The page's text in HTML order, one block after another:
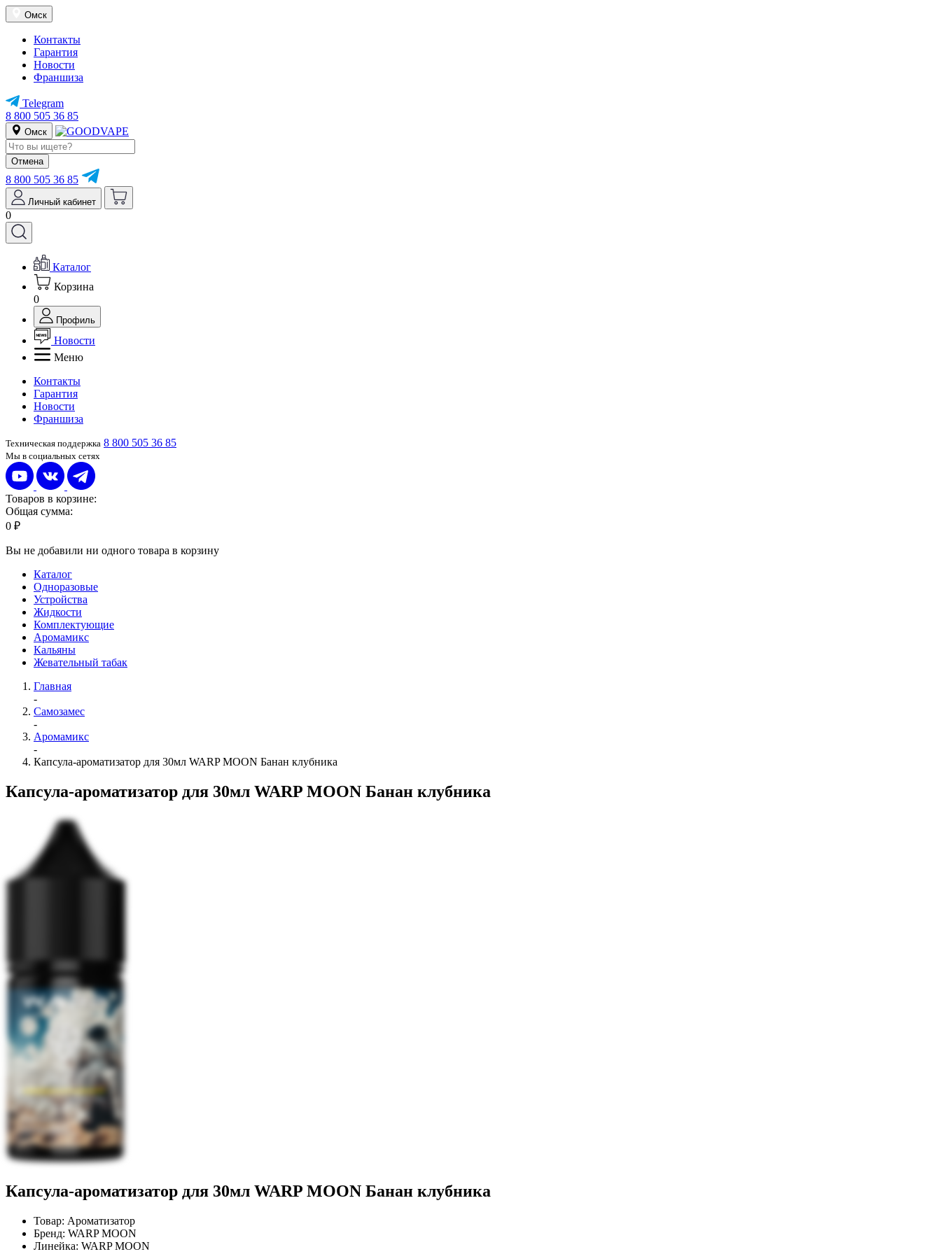
Омск
Контакты
Гарантия
Новости
Франшиза
Telegram
8 800 505 36 85
Омск
Отмена
8 800 505 36 85
Личный кабинет
0
Каталог
Корзина
0
Профиль
Новости
Меню
Контакты
Гарантия
Новости
Франшиза
Техническая поддержка 8 800 505 36 85
Мы в социальных сетях
Товаров в корзине:
Общая сумма:
0 ₽
Вы не добавили ни одного товара в корзину
Каталог
Одноразовые
Устройства
Жидкости
Комплектующие
Аромамикс
Кальяны
Жевательный табак
Главная
-
Самозамес
-
Аромамикс
-
Капсула-ароматизатор для 30мл WARP MOON Банан клубника
Капсула-ароматизатор для 30мл WARP MOON Банан клубника
Капсула-ароматизатор для 30мл WARP MOON Банан клубника
Товар: Ароматизатор
Бренд: WARP MOON
Линейка: WARP MOON